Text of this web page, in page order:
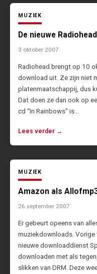
MUZIEK
De nieuwe
3 oktober 2007
Radiohead brengt op 10
download uit. Ze zijn niet
platenmaatschappij, dus
Dat doen ze dan ook op
cd “In Rainbows” is…
Lees verder →
MUZIEK
Amazon als
26 september 2007
Er gebeurt opeens van
muziekdownloads. Vorige
nieuwe downloaddienst
downloaden met als
slikken van DRM. Deze